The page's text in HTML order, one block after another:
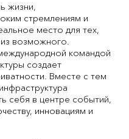
жизни,
стремлениям и
место для тех,
возможного.
командой
создает
Вместе с тем
себя в центре событий,
инновациям и